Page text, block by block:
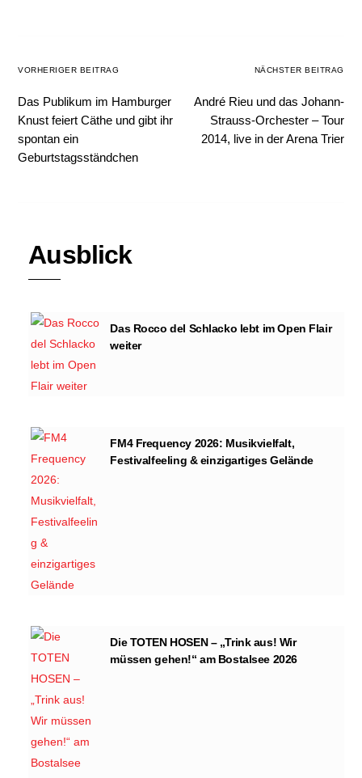
VORHERIGER BEITRAG
Das Publikum im Hamburger
Knust feiert Cäthe und gibt ihr
spontan ein
Geburtstagsständchen
NÄCHSTER BEITRAG
André Rieu und das Johann-
Strauss-Orchester – Tour
2014, live in der Arena Trier
Ausblick
Das Rocco del Schlacko lebt im Open Flair
weiter
FM4 Frequency 2026: Musikvielfalt,
Festivalfeeling & einzigartiges Gelände
Die TOTEN HOSEN – „Trink aus! Wir
müssen gehen!“ am Bostalsee 2026